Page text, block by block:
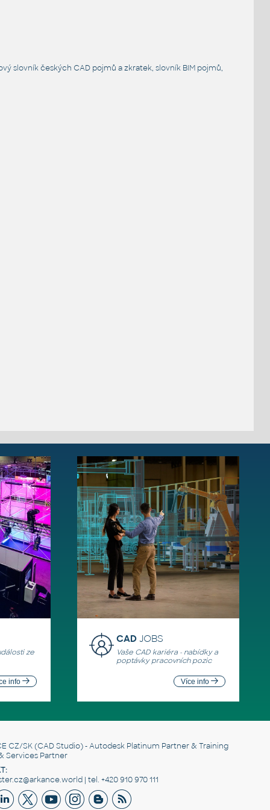
slovníkčeských CAD pojmů a zkratek, slovník BIM pojmů,
ze
info
CADJOBS
Vaše CAD kariéra - nabídky a
poptávky pracovních pozic
Více info
CZ/SK(CAD Studio) - Autodesk Platinum Partner & Training
Services Partner
| tel. +420 910 970 111